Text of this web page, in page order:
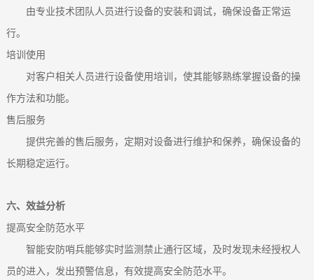
由专业技术团队人员进行设备的安装和调试，确保设备正常运
行。
培训使用
对客户相关人员进行设备使用培训，使其能够熟练掌握设备的操
作方法和功能。
售后服务
提供完善的售后服务，定期对设备进行维护和保养，确保设备的
长期稳定运行。
六、效益分析
提高安全防范水平
智能安防哨兵能够实时监测禁止通行区域，及时发现未经授权人
员的进入，发出预警信息，有效提高安全防范水平。